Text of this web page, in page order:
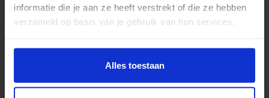
informatie die je aan ze heeft verstrekt of die ze hebben
verzameld op basis van je gebruik van hun services.
Alles toestaan